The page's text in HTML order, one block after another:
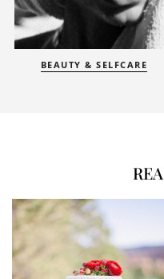
BEAUTY & SELFCARE